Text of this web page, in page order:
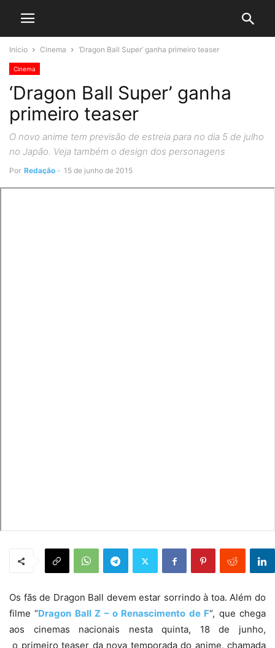
Início Cinema ‘Dragon Ball Super’ ganha primeiro teaser
Cinema
‘Dragon Ball Super’ ganha
primeiro teaser
O novo anime tem previsão de estreia para no dia 5 de julho
no Japão. Veja também o design dos personagens
Por Redação - 15 de junho de 2015
Os fãs de Dragon Ball devem estar sorrindo à toa. Além do
filme “Dragon Ball Z – o Renascimento de F“, que chega
aos cinemas nacionais nesta quinta, 18 de junho,
o primeiro teaser da nova temporada do anime, chamada